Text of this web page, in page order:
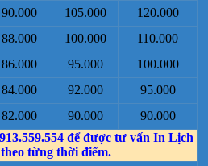
90.000 105.000
120.000
88.000 100.000
110.000
86.000 95.000
100.000
84.000 92.000
95.000
82.000 90.000
90.000
để được tư vấn In Lịch
từng thời điểm.